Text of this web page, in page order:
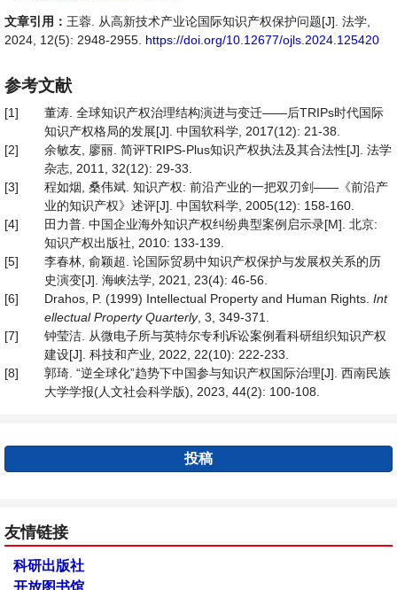
文章引用： 王蓉. 从高新技术产业论国际知识产权保护问题[J]. 法学,
2024, 12(5): 2948-2955. https://doi.org/10.12677/ojls.2024.125420
参考文献
[1]
董涛. 全球知识产权治理结构演进与变迁——后TRIPs时代国际
知识产权格局的发展[J]. 中国软科学, 2017(12): 21-38.
[2]
余敏友, 廖丽. 简评TRIPS-Plus知识产权执法及其合法性[J]. 法学
杂志, 2011, 32(12): 29-33.
[3]
程如烟, 桑伟斌. 知识产权: 前沿产业的一把双刃剑——《前沿产
业的知识产权》述评[J]. 中国软科学, 2005(12): 158-160.
[4]
田力普. 中国企业海外知识产权纠纷典型案例启示录[M]. 北京:
知识产权出版社, 2010: 133-139.
[5]
李春林, 俞颖超. 论国际贸易中知识产权保护与发展权关系的历
史演变[J]. 海峡法学, 2021, 23(4): 46-56.
[6]
Drahos, P. (1999) Intellectual Property and Human Rights. Int
ellectual Property Quarterly, 3, 349-371.
[7]
钟莹洁. 从微电子所与英特尔专利诉讼案例看科研组织知识产权
建设[J]. 科技和产业, 2022, 22(10): 222-233.
[8]
郭琦. “逆全球化”趋势下中国参与知识产权国际治理[J]. 西南民族
大学学报(人文社会科学版), 2023, 44(2): 100-108.
投稿
友情链接
科研出版社
开放图书馆